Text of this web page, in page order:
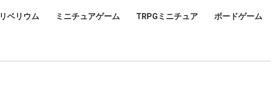
リベリウム ミニチュアゲーム TRPGミニチュア ボードゲーム